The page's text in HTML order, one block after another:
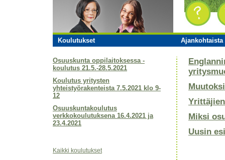
Koulutukset Ajankohtaista
Osuuskunta oppilaitoksessa -
koulutus 21.5.-28.5.2021
Koulutus yritysten
yhteistyörakenteista 7.5.2021 klo 9-
12
Osuuskuntakoulutus
verkkokoulutuksena 16.4.2021 ja
23.4.2021
Kaikki koulutukset
Miksi
Uusin